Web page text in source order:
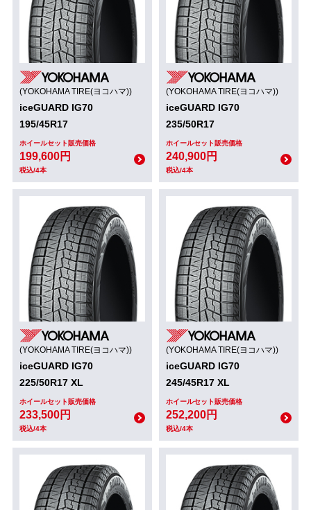
(YOKOHAMA TIRE(ヨコハマ))
iceGUARD IG70
195/45R17
ホイールセット販売価格
199,600円
税込/4本
(YOKOHAMA TIRE(ヨコハマ))
iceGUARD IG70
235/50R17
ホイールセット販売価格
240,900円
税込/4本
(YOKOHAMA TIRE(ヨコハマ))
iceGUARD IG70
225/50R17 XL
ホイールセット販売価格
233,500円
税込/4本
(YOKOHAMA TIRE(ヨコハマ))
iceGUARD IG70
245/45R17 XL
ホイールセット販売価格
252,200円
税込/4本